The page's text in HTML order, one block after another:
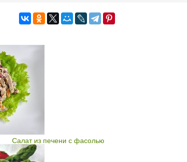
Салат из печени с фасолью